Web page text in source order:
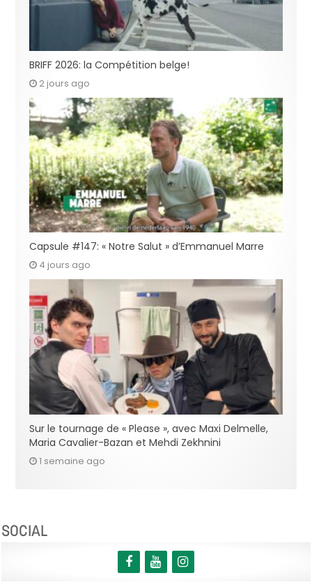
BRIFF 2026: la Compétition belge!
2 jours ago
Capsule #147: « Notre Salut » d’Emmanuel Marre
4 jours ago
Sur le tournage de « Please », avec Maxi Delmelle,
Maria Cavalier-Bazan et Mehdi Zekhnini
1 semaine ago
SOCIAL